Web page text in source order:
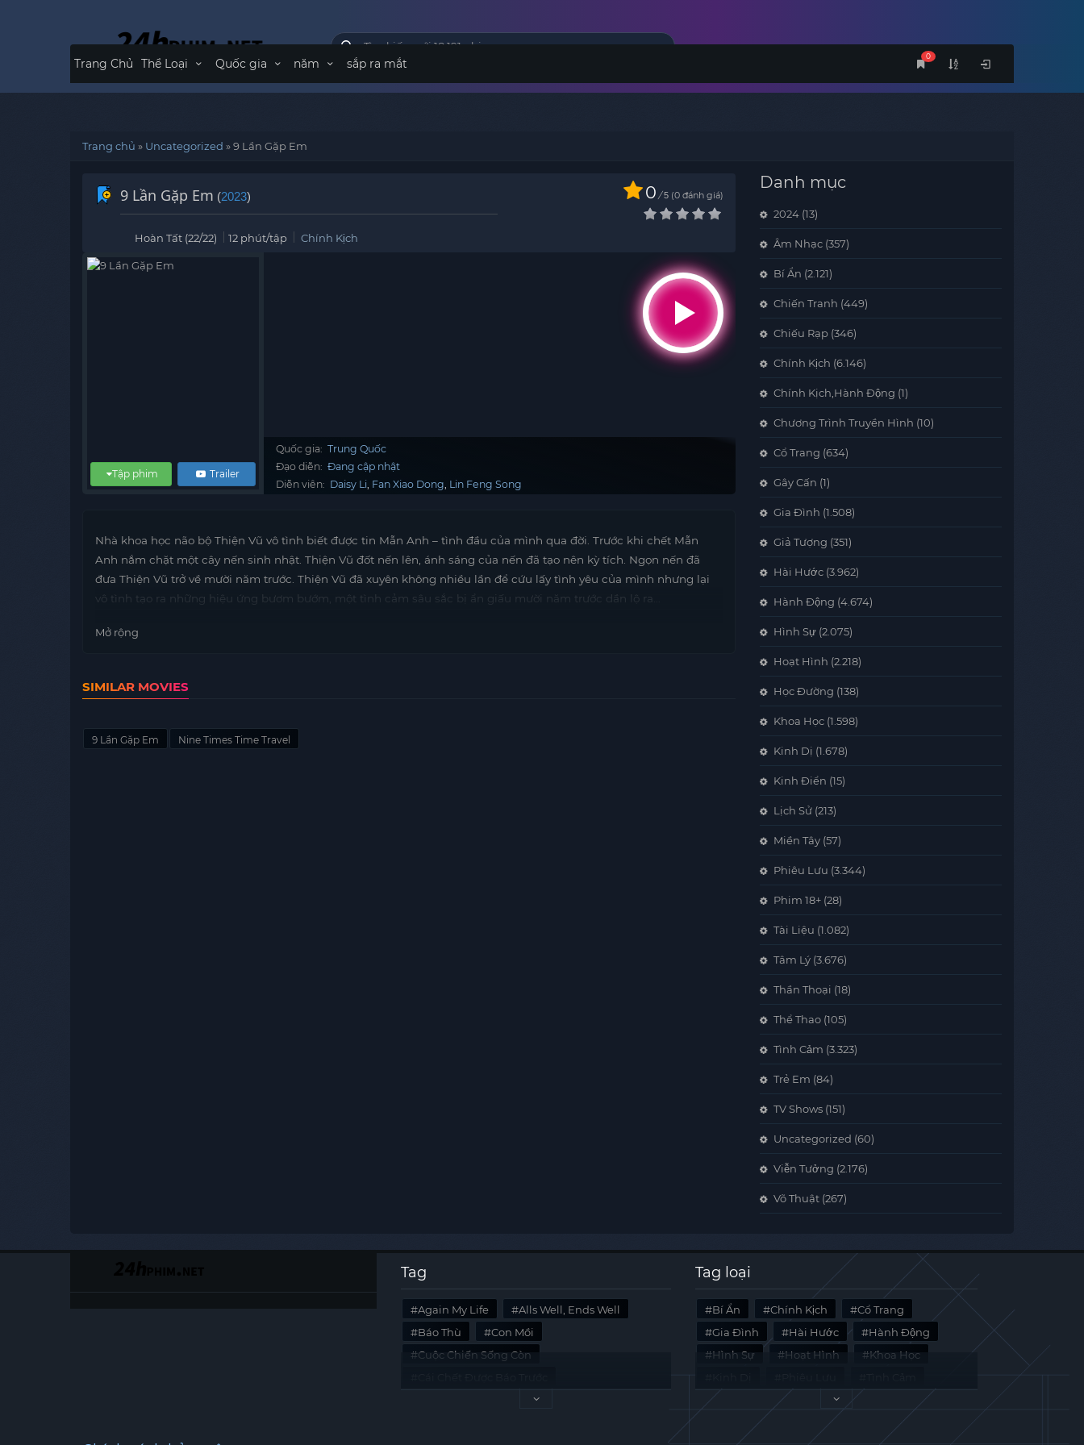
0
Trang Chủ Thể Loại Quốc gia năm sắp ra mắt
Trang chủ » Uncategorized »9 Lần Gặp Em
9 Lần Gặp Em (2023) 0 / 5 0 đánh giá
Hoàn Tất (22/22) 12 phút/tập Chính Kịch
Trailer
Tập phim
Quốc gia: Trung Quốc
Đạo diễn: Đang cập nhật
Diễn viên: Daisy Li Fan Xiao Dong Lin Feng Song
Nhà khoa học não bộ Thiện Vũ vô tình biết được tin Mẫn Anh – tình đầu của mình qua đời. Trước khi chết Mẫn
Anh nắm chặt một cây nến sinh nhật. Thiện Vũ đốt nến lên, ánh sáng của nến đã tạo nên kỳ tích. Ngọn nến đã
đưa Thiện Vũ trở về mười năm trước. Thiện Vũ đã xuyên không nhiều lần để cứu lấy tình yêu của mình nhưng lại
vô tình tạo ra những hiệu ứng bươm bướm, một tình cảm sâu sắc bị ẩn giấu mười năm trước dần lộ ra…
Mở rộng
SIMILAR MOVIES
9 Lần Gặp Em Nine Times Time Travel
Danh mục
2024 (13)
Âm Nhạc (357)
Bí Ẩn (2.121)
Chiến Tranh (449)
Chiếu Rạp (346)
Chính Kịch (6.146)
Chính Kịch,Hành Động (1)
Chương Trình Truyền Hình (10)
Cổ Trang (634)
Gây Cấn (1)
Gia Đình (1.508)
Giả Tượng (351)
Hài Hước (3.962)
Hành Động (4.674)
Hình Sự (2.075)
Hoạt Hình (2.218)
Học Đường (138)
Khoa Học (1.598)
Kinh Dị (1.678)
Kinh Điển (15)
Lịch Sử (213)
Miền Tây (57)
Phiêu Lưu (3.344)
Phim 18+ (28)
Tài Liệu (1.082)
Tâm Lý (3.676)
Thần Thoại (18)
Thể Thao (105)
Tình Cảm (3.323)
Trẻ Em (84)
TV Shows (151)
Uncategorized (60)
Viễn Tưởng (2.176)
Võ Thuật (267)
Tag
Again My Life
Alls Well, Ends Well
Báo Thù
Con Mồi
Cuộc Chiến Sống Còn
Last Summer
Tag loại
Bí Ẩn Chính Kịch
Cổ Trang
Gia Đình
Hài Hước
Hành Động
Hình Sự
Hoạt Hình
Khoa Học
Tài Liệu
Tâm Lý Viễn Tưởng